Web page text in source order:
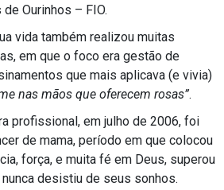
Ourinhos – FIO.
vida também realizou muitas
em que o foco era gestão de
que mais aplicava (e vivia)
nas mãos que oferecem rosas”.
profissional, em julho de 2006, foi
de mama, período em que colocou
força, e muita fé em Deus, superou
desistiu de seus sonhos.